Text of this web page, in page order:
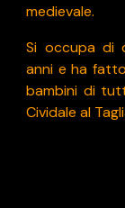
medievale.
Si occupa di
anni e ha
bambini di
Cividale al